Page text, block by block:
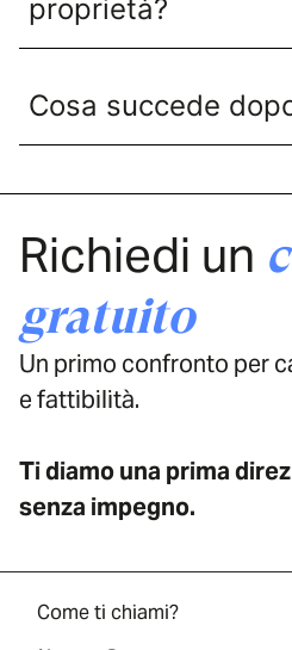
proprietà?
Cosa succede
Richiedi un
gratuito
Un primo confronto per
e fattibilità.
Ti diamo una prima
senza impegno.
Come ti chiami?